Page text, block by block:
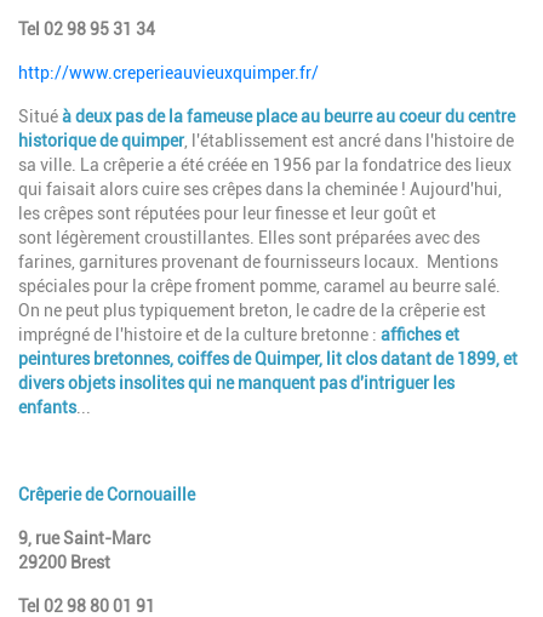
Tel 02 98 95 31 34
http://www.creperieauvieuxquimper.fr/​
Situéà deux pas de la fameuse place au beurre au coeur du centre
historique de quimper, l'établissement est ancré dans l'histoire de
sa ville. La crêperie a été créée en 1956 par la fondatrice des lieux
qui faisait alors cuire ses crêpes dans la cheminée ! Aujourd'hui,
les crêpes sont réputées pour leur finesse et leur goût et
sont légèrement croustillantes. Elles sont préparées avec des
farines, garnitures provenant de fournisseurs locaux. Mentions
spéciales pour la crêpe froment pomme, caramel au beurre salé.
On ne peut plus typiquement breton, le cadre de la crêperie est
imprégné de l'histoire et de la culture bretonne : affiches et
peintures bretonnes, coiffes de Quimper, lit clos datant de 1899, et
divers objets insolites qui ne manquent pas d'intriguer les
enfants...
Crêperie de Cornouaille
9, rue Saint-Marc
29200 Brest
Tel 02 98 80 01 91